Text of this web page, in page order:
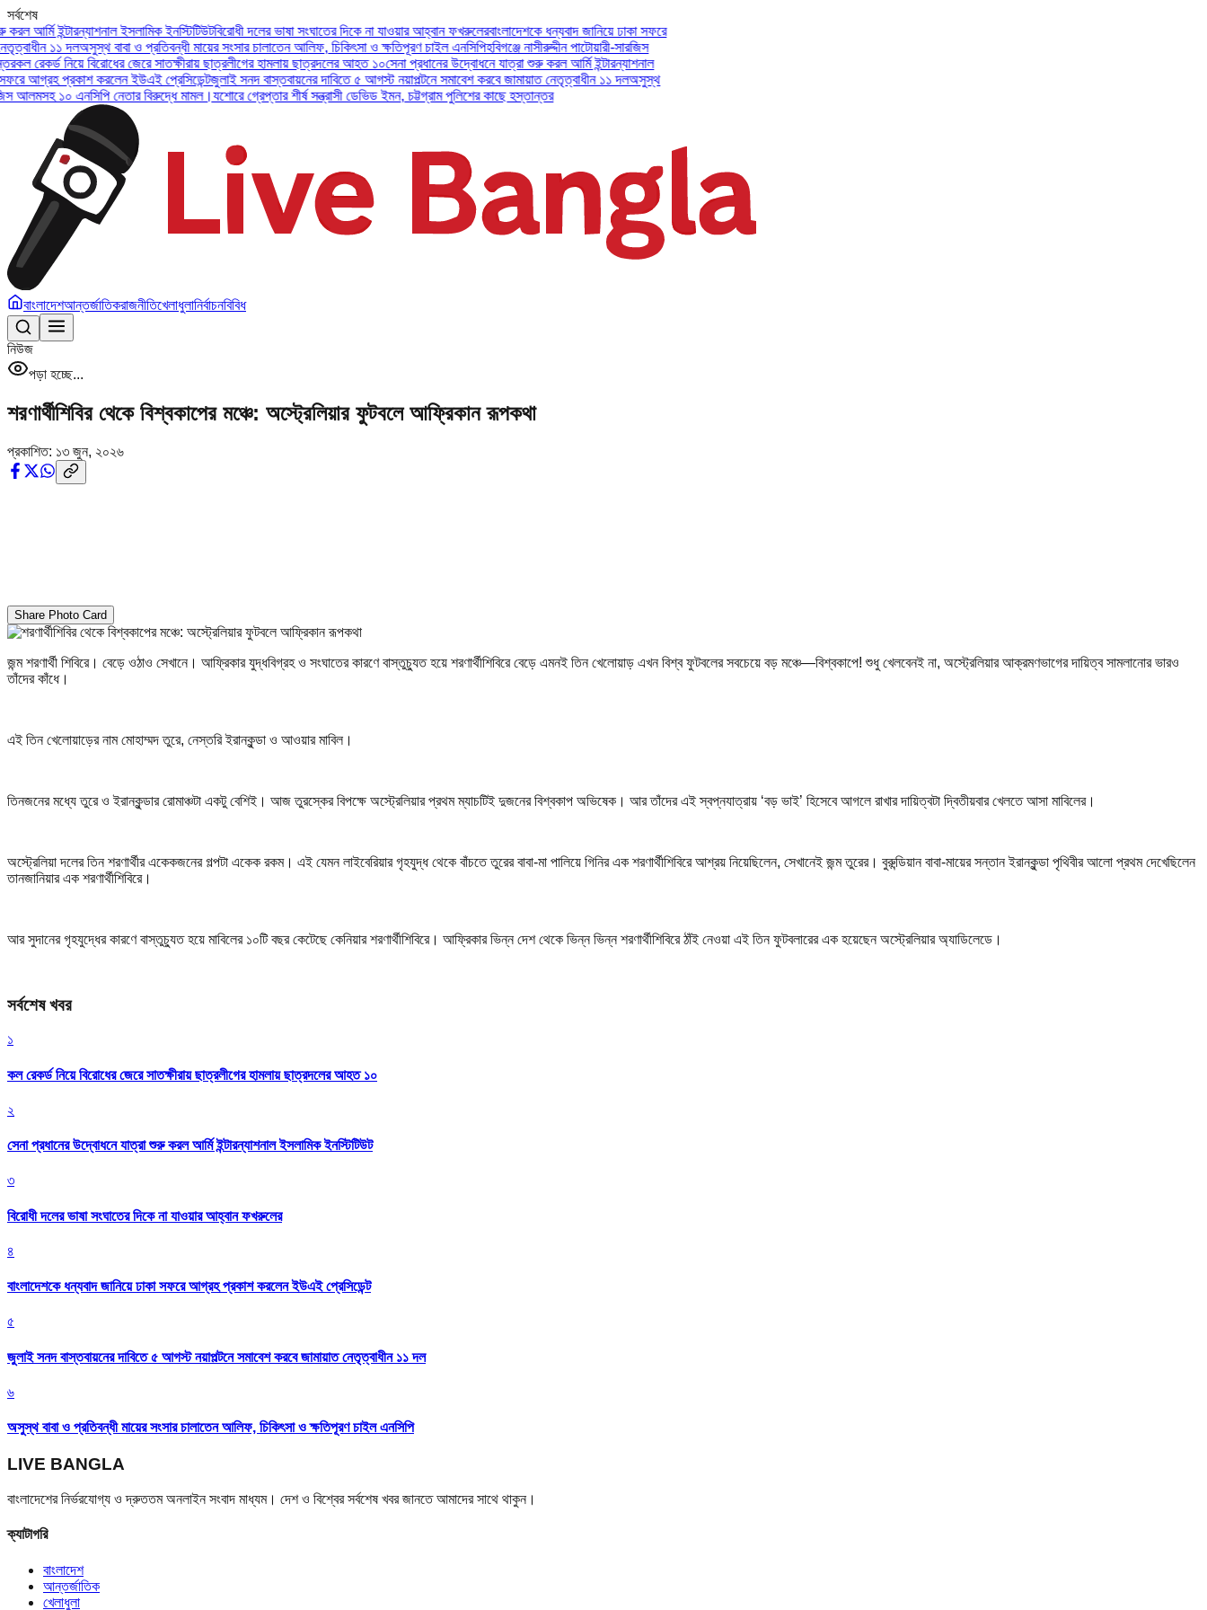
সর্বশেষ
ইসলামিক ইনস্টিটিউটবিরোধী দলের ভাষা সংঘাতের দিকে না যাওয়ার আহ্বান ফখরুলেরবাংলাদেশকে ধন্যবাদ জানিয়ে ঢাকা সফরে
১১ দলঅসুস্থ বাবা ও প্রতিবন্ধী মায়ের সংসার চালাতেন আলিফ, চিকিৎসা ও ক্ষতিপূরণ চাইল এনসিপিহবিগঞ্জে নাসীরুদ্দীন পাটোয়ারী-সারজিস
নিয়ে বিরোধের জেরে সাতক্ষীরায় ছাত্রলীগের হামলায় ছাত্রদলের আহত ১০সেনা প্রধানের উদ্বোধনে যাত্রা শুরু করল আর্মি ইন্টারন্যাশনাল
প্রকাশ করলেন ইউএই প্রেসিডেন্টজুলাই সনদ বাস্তবায়নের দাবিতে ৫ আগস্ট নয়াপল্টনে সমাবেশ করবে জামায়াত নেতৃত্বাধীন ১১ দলঅসুস্থ
১০ এনসিপি নেতার বিরুদ্ধে মামল।যশোরে গ্রেপ্তার শীর্ষ সন্ত্রাসী ডেভিড ইমন, চট্টগ্রাম পুলিশের কাছে হস্তান্তর
বাংলাদেশআন্তর্জাতিকরাজনীতিখেলাধুলানির্বাচনবিবিধ
নিউজ
পড়া হচ্ছে...
শরণার্থীশিবির থেকে বিশ্বকাপের মঞ্চে: অস্ট্রেলিয়ার ফুটবলে আফ্রিকান রূপকথা
প্রকাশিত: ১৩ জুন, ২০২৬
Share Photo Card
জন্ম শরণার্থী শিবিরে। বেড়ে ওঠাও সেখানে। আফ্রিকার যুদ্ধবিগ্রহ ও সংঘাতের কারণে বাস্তুচ্যুত হয়ে শরণার্থীশিবিরে বেড়ে এমনই তিন খেলোয়াড় এখন বিশ্ব ফুটবলের সবচেয়ে বড় মঞ্চে—বিশ্বকাপে! শুধু খেলবেনই না, অস্ট্রেলিয়ার আক্রমণভাগের দায়িত্ব সামলানোর ভারও
তাঁদের কাঁধে।
এই তিন খেলোয়াড়ের নাম মোহাম্মদ তুরে, নেস্তরি ইরানকুন্ডা ও আওয়ার মাবিল।
তিনজনের মধ্যে তুরে ও ইরানকুন্ডার রোমাঞ্চটা একটু বেশিই। আজ তুরস্কের বিপক্ষে অস্ট্রেলিয়ার প্রথম ম্যাচটিই দুজনের বিশ্বকাপ অভিষেক। আর তাঁদের এই স্বপ্নযাত্রায় ‘বড় ভাই’ হিসেবে আগলে রাখার দায়িত্বটা দ্বিতীয়বার খেলতে আসা মাবিলের।
অস্ট্রেলিয়া দলের তিন শরণার্থীর একেকজনের গল্পটা একেক রকম। এই যেমন লাইবেরিয়ার গৃহযুদ্ধ থেকে বাঁচতে তুরের বাবা-মা পালিয়ে গিনির এক শরণার্থীশিবিরে আশ্রয় নিয়েছিলেন, সেখানেই জন্ম তুরের। বুরুন্ডিয়ান বাবা-মায়ের সন্তান ইরানকুন্ডা পৃথিবীর আলো প্রথম দেখেছিলেন
তানজানিয়ার এক শরণার্থীশিবিরে।
আর সুদানের গৃহযুদ্ধের কারণে বাস্তুচ্যুত হয়ে মাবিলের ১০টি বছর কেটেছে কেনিয়ার শরণার্থীশিবিরে। আফ্রিকার ভিন্ন দেশ থেকে ভিন্ন ভিন্ন শরণার্থীশিবিরে ঠাঁই নেওয়া এই তিন ফুটবলারের এক হয়েছেন অস্ট্রেলিয়ার অ্যাডিলেডে।
সর্বশেষ খবর
১
কল রেকর্ড নিয়ে বিরোধের জেরে সাতক্ষীরায় ছাত্রলীগের হামলায় ছাত্রদলের আহত ১০
২
সেনা প্রধানের উদ্বোধনে যাত্রা শুরু করল আর্মি ইন্টারন্যাশনাল ইসলামিক ইনস্টিটিউট
৩
বিরোধী দলের ভাষা সংঘাতের দিকে না যাওয়ার আহ্বান ফখরুলের
৪
বাংলাদেশকে ধন্যবাদ জানিয়ে ঢাকা সফরে আগ্রহ প্রকাশ করলেন ইউএই প্রেসিডেন্ট
৫
জুলাই সনদ বাস্তবায়নের দাবিতে ৫ আগস্ট নয়াপল্টনে সমাবেশ করবে জামায়াত নেতৃত্বাধীন ১১ দল
৬
অসুস্থ বাবা ও প্রতিবন্ধী মায়ের সংসার চালাতেন আলিফ, চিকিৎসা ও ক্ষতিপূরণ চাইল এনসিপি
LIVE BANGLA
বাংলাদেশের নির্ভরযোগ্য ও দ্রুততম অনলাইন সংবাদ মাধ্যম। দেশ ও বিশ্বের সর্বশেষ খবর জানতে আমাদের সাথে থাকুন।
ক্যাটাগরি
বাংলাদেশ
আন্তর্জাতিক
খেলাধুলা